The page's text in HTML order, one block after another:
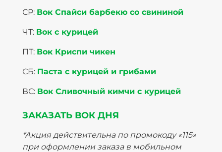
СР: Вок Спайси барбекю со свининой
ЧТ: Вок с курицей
ПТ: Вок Криспи чикен
СБ: Паста с курицей и грибами
ВС: Вок Сливочный кимчи с курицей
ЗАКАЗАТЬ ВОК ДНЯ
*Акция действительна по промокоду «115»
при оформлении заказа в мобильном